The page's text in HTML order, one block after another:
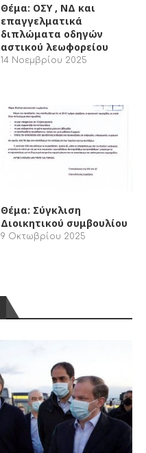
Θέμα: ΟΣΥ , ΝΔ και
επαγγελματικά
διπλώματα οδηγών
αστικού λεωφορείου
14 Νοεμβρίου 2025
Θέμα: Σύγκλιση
Διοικητικού συμβουλίου
9 Οκτωβρίου 2025